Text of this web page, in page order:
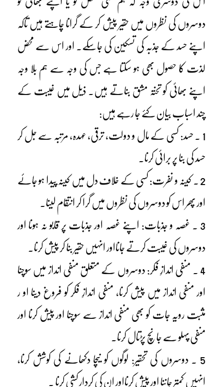
دوسروں کی نظروں میں حقیر پیش کر کے گرانا چاہتے ہیں تاکہ
اپنے حسد کے جذبہ کی تسکین کی جاسکے۔ اور اس سے محض
لذت کا حصول بھی ہو سکتا ہے جس کی وجہ سے ہم بلا وجہ
اپنے بھائی کو تختہ مشق بناتے ہیں۔ ذیل میں غیبت کے
چند اسباب بیان کئے جا رہے ہیں:
1 ۔ حسد: کسی کے مال و دولت، ترقی، عہدہ، مرتبہ سے جل کر
حسد کی بنا پر برائی کرنا۔
2 ۔ کینہ و نفرت: کسی کے خلاف دل میں کینہ پیدا ہو جائے
اور پھر اس کو دوسروں کی نظروں میں گرا کر انتقام لینا۔
3 ۔ غصہ و جذبات: اپنے غصہ اور جذبات پر قابو نہ ہونا اور
دوسروں کی غیبت کرتے جانااور انہیں حقیر بنا کر پیش کرنا۔
4 ۔ منفی اندازِ فکر: دوسروں کے متعلق منفی انداز میں سوچنا
اور منفی انداز میں پیش کرنا، منفی اندازِ فکر کو فروغ دینا او ر
مثبت رویہ جات کو بھی منفی انداز سے سوچنا اور پیش کرنا اور
منفی پہلو سے جانچ پڑتال کرنا۔
5 ۔ دوسروں کی تحقیر: لوگوں کو نیچا دکھانے کی کوشش کرنا،
انہیں کمتر جاننا اور پیش کرنااور ان کی کردار کشی کرنا ۔